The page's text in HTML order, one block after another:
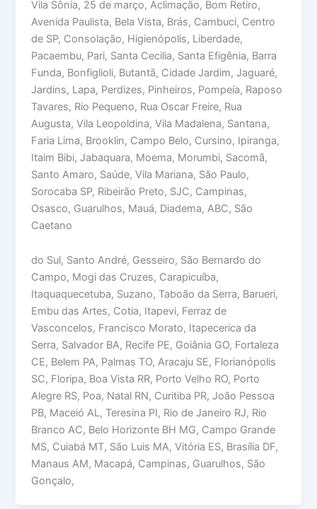
Vila Sônia, 25 de março, Aclimação, Bom Retiro,
Avenida Paulista, Bela Vista, Brás, Cambuci, Centro
de SP, Consolação, Higienópolis, Liberdade,
Pacaembu, Pari, Santa Cecilia, Santa Efigênia, Barra
Funda, Bonfiglioli, Butantã, Cidade Jardim, Jaguaré,
Jardins, Lapa, Perdizes, Pinheiros, Pompeía, Raposo
Tavares, Rio Pequeno, Rua Oscar Freire, Rua
Augusta, Vila Leopoldina, Vila Madalena, Santana,
Faria Lima, Brooklin, Campo Belo, Cursino, Ipiranga,
Itaim Bibi, Jabaquara, Moema, Morumbi, Sacomã,
Santo Amaro, Saúde, Vila Mariana, São Paulo,
Sorocaba SP, Ribeirão Preto, SJC, Campinas,
Osasco, Guarulhos, Mauá, Diadema, ABC, São
Caetano
do Sul, Santo André, Gesseiro, São Bernardo do
Campo, Mogi das Cruzes, Carapicuíba,
Itaquaquecetuba, Suzano, Taboão da Serra, Barueri,
Embu das Artes, Cotia, Itapevi, Ferraz de
Vasconcelos, Francisco Morato, Itapecerica da
Serra, Salvador BA, Recife PE, Goiânia GO, Fortaleza
CE, Belem PA, Palmas TO, Aracaju SE, Florianópolis
SC, Floripa, Boa Vista RR, Porto Velho RO, Porto
Alegre RS, Poa, Natal RN, Curitiba PR, João Pessoa
PB, Maceió AL, Teresina PI, Rio de Janeiro RJ, Rio
Branco AC, Belo Horizonte BH MG, Campo Grande
MS, Cuiabá MT, São Luis MA, Vitória ES, Brasília DF,
Manaus AM, Macapá, Campinas, Guarulhos, São
Gonçalo,